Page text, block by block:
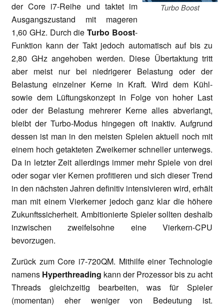
Turbo Boost
der Core i7-Reihe und taktet im
Ausgangszustand mit mageren
1,60 GHz. Durch dieTurbo Boost-
Funktion kann der Takt jedoch automatisch auf bis zu
2,80 GHz angehoben werden. Diese Übertaktung tritt
aber meist nur bei niedrigerer Belastung oder der
Belastung einzelner Kerne in Kraft. Wird dem Kühl-
sowie dem Lüftungskonzept in Folge von hoher Last
oder der Belastung mehrerer Kerne alles abverlangt,
bleibt der Turbo-Modus hingegen oft inaktiv. Aufgrund
dessen ist man in den meisten Spielen aktuell noch mit
einem hoch getakteten Zweikerner schneller unterwegs.
Da in letzter Zeit allerdings immer mehr Spiele von drei
oder sogar vier Kernen profitieren und sich dieser Trend
in den nächsten Jahren definitiv intensivieren wird, erhält
man mit einem Vierkerner jedoch ganz klar die höhere
Zukunftssicherheit. Ambitionierte Spieler sollten deshalb
inzwischen zweifelsohne eine Vierkern-CPU
bevorzugen.
Zurück zum Core i7-720QM. Mithilfe einer Technologie
namens Hyperthreading kann der Prozessor bis zu acht
Threads gleichzeitig bearbeiten, was für Spieler
(momentan) eher weniger von Bedeutung ist.